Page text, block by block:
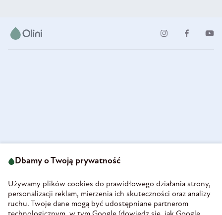
58-160 Świebodzice
REGON 890213034
INFORMACJE
Dbamy o Twoją prywatność
Używamy plików cookies do prawidłowego działania strony,
personalizacji reklam, mierzenia ich skuteczności oraz analizy
ruchu. Twoje dane mogą być udostępniane partnerom